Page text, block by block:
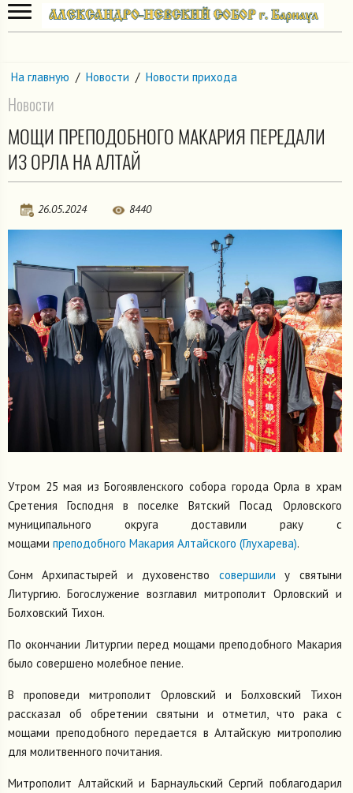
На главную / Новости / Новости прихода
Новости
МОЩИ ПРЕПОДОБНОГО МАКАРИЯ ПЕРЕДАЛИ
ИЗ ОРЛА НА АЛТАЙ
26.05.2024 8440
Утром 25 мая из Богоявленского собора города Орла в храм
Сретения Господня в поселке Вятский Посад Орловского
муниципального округа доставили раку с
мощами преподобного Макария Алтайского (Глухарева).
Сонм Архипастырей и духовенство совершили у святыни
Литургию. Богослужение возглавил митрополит Орловский и
Болховский Тихон.
По окончании Литургии перед мощами преподобного Макария
было совершено молебное пение.
В проповеди митрополит Орловский и Болховский Тихон
рассказал об обретении святыни и отметил, что рака с
мощами преподобного передается в Алтайскую митрополию
для молитвенного почитания.
Митрополит Алтайский и Барнаульский Сергий поблагодарил